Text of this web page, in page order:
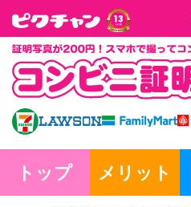
トップ メリット